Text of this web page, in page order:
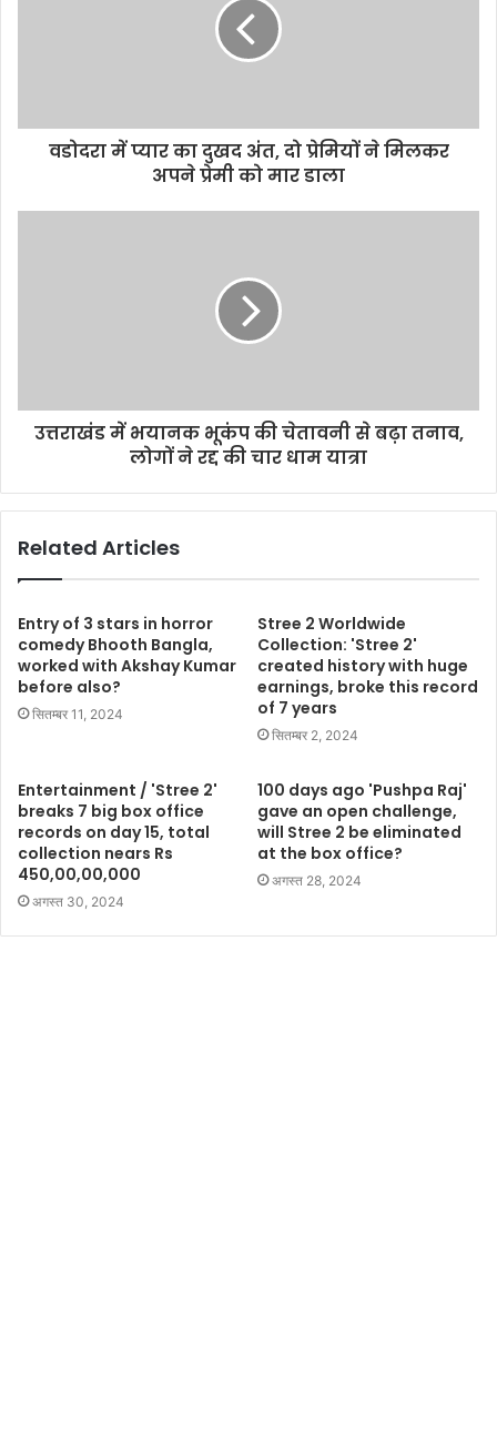
e
वडोदरा में प्यार का दुखद अंत, दो प्रेमियों ने मिलकर
अपने प्रेमी को मार डाला
उत्तराखंड में भयानक भूकंप की चेतावनी से बढ़ा तनाव,
लोगों ने रद्द की चार धाम यात्रा
Related Articles
Entry of 3 stars in horror
comedy Bhooth Bangla,
worked with Akshay Kumar
before also?
सितम्बर 11, 2024
Stree 2 Worldwide
Collection: 'Stree 2'
created history with huge
earnings, broke this record
of 7 years
सितम्बर 2, 2024
Entertainment / 'Stree 2'
breaks 7 big box office
records on day 15, total
collection nears Rs
450,00,00,000
अगस्त 30, 2024
100 days ago 'Pushpa Raj'
gave an open challenge,
will Stree 2 be eliminated
at the box office?
अगस्त 28, 2024